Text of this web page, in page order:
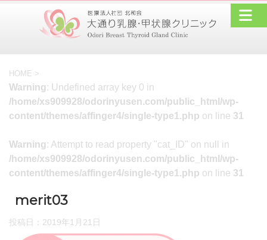
HOME >
Warning: Undefined array key 0 in
/home/xs909928/odorinyusen.com/public_html/wp-
content/themes/affinger4/single-type1.php on line 31
Warning: Attempt to read property "cat_ID" on null in
/home/xs909928/odorinyusen.com/public_html/wp-
content/themes/affinger4/single-type1.php on line 31
merit03
投稿日： 2019年1月21日